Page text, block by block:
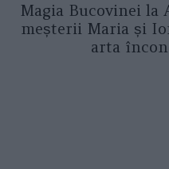
Magia Bucovinei la
meșterii Maria și
arta